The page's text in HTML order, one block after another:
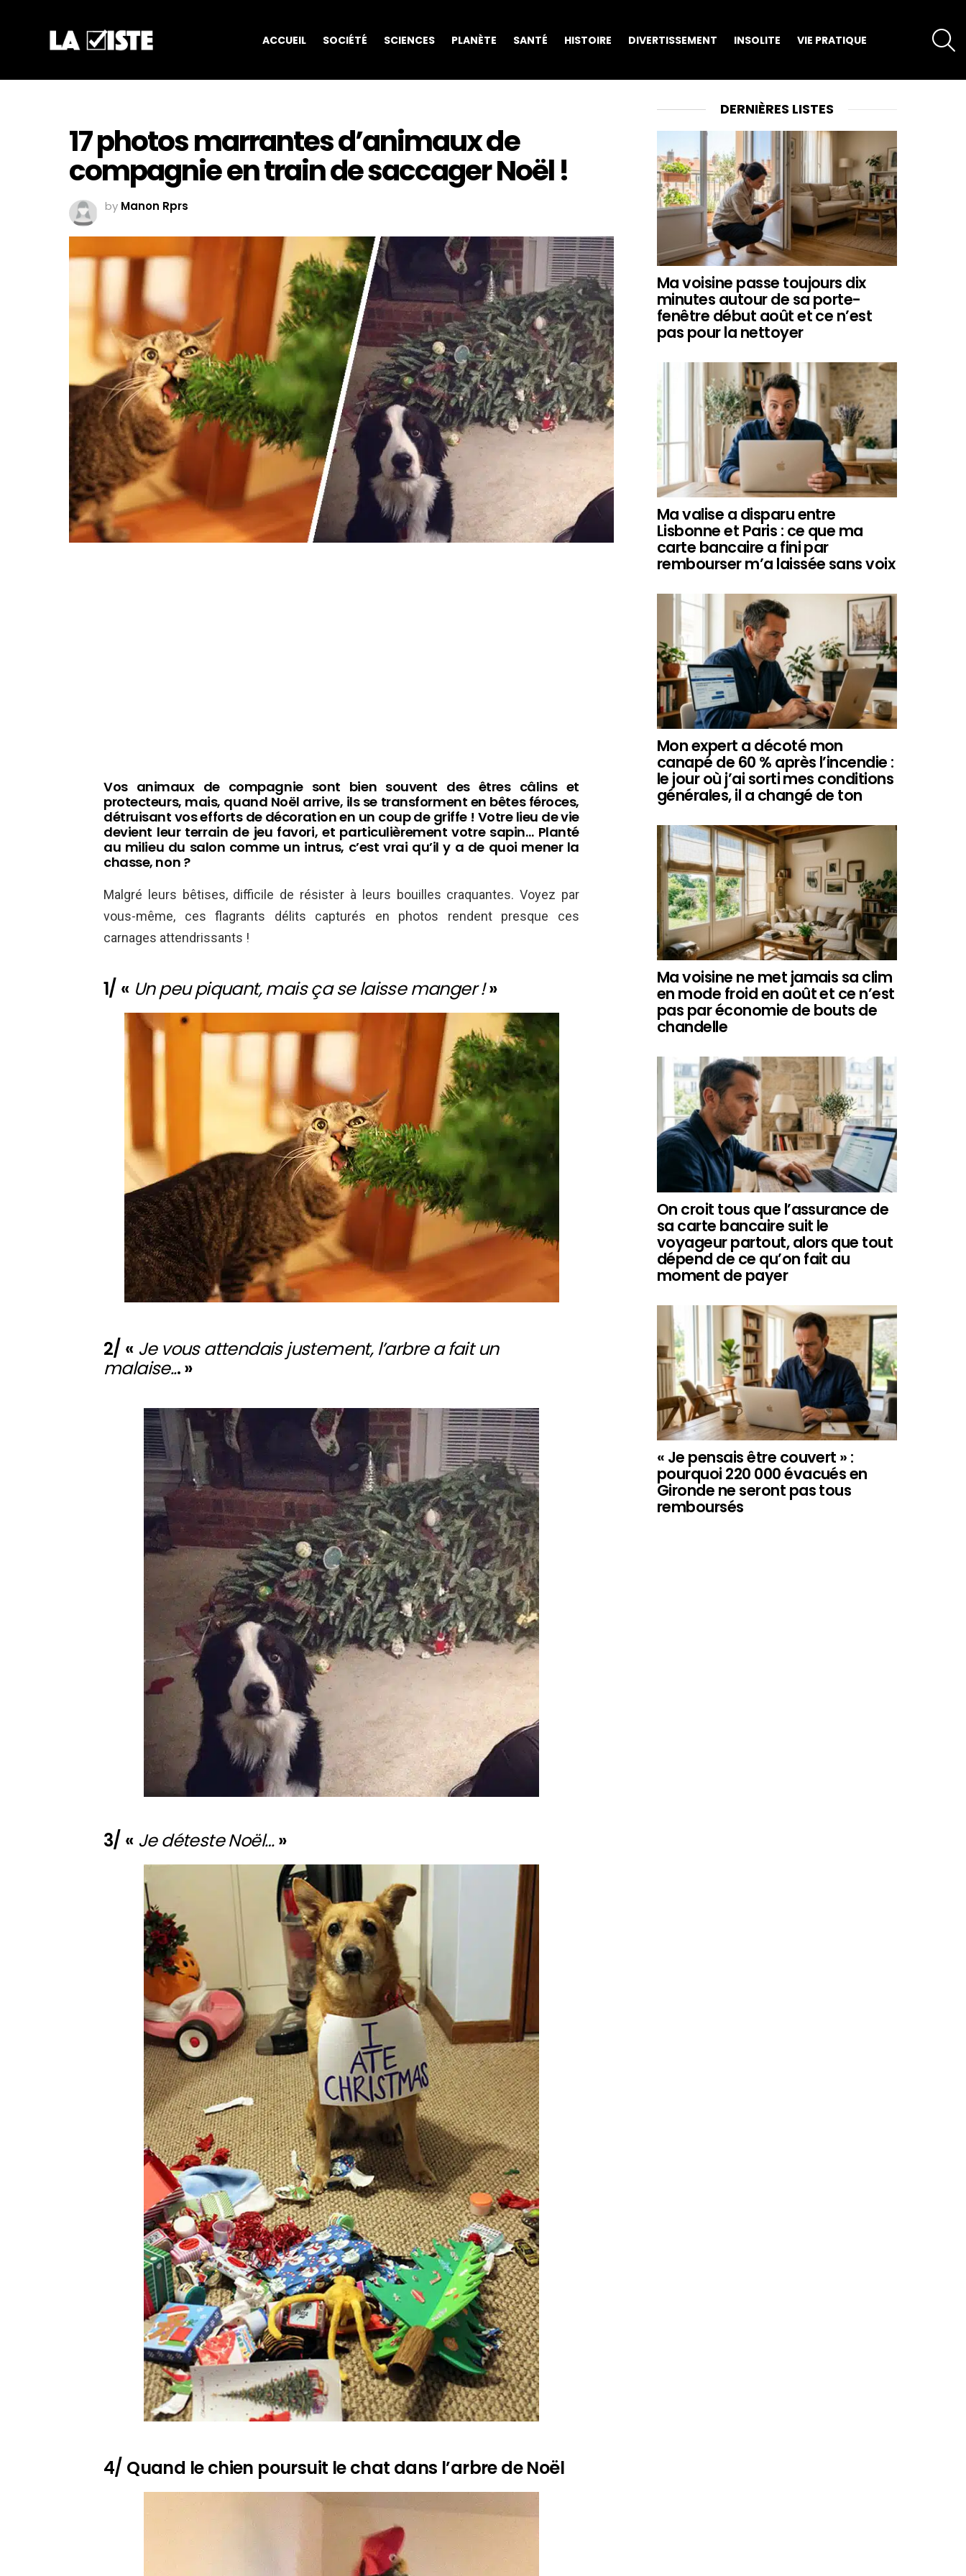
ACCUEIL SOCIÉTÉ SCIENCES PLANÈTE SANTÉ HISTOIRE DIVERTISSEMENT INSOLITE VIE PRATIQUE
17 photos marrantes d’animaux de
compagnie en train de saccager Noël !
by Manon Rprs
Vos animaux de compagnie sont bien souvent des êtres câlins et
protecteurs, mais, quand Noël arrive, ils se transforment en bêtes féroces,
détruisant vos efforts de décoration en un coup de griffe ! Votre lieu de vie
devient leur terrain de jeu favori, et particulièrement votre sapin… Planté
au milieu du salon comme un intrus, c’est vrai qu’il y a de quoi mener la
chasse, non ?
Malgré leurs bêtises, difficile de résister à leurs bouilles craquantes. Voyez par
vous-même, ces flagrants délits capturés en photos rendent presque ces
carnages attendrissants !
1/ « Un peu piquant, mais ça se laisse manger !»
2/ « Je vous attendais justement, l’arbre a fait un
malaise... »
3/ « Je déteste Noël…»
4/ Quand le chien poursuit le chat dans l’arbre de Noël
DERNIÈRES LISTES
Ma voisine passe toujours dix
minutes autour de sa porte-
fenêtre début août et ce n’est
pas pour la nettoyer
Ma valise a disparu entre
Lisbonne et Paris : ce que ma
carte bancaire a fini par
rembourser m’a laissée sans voix
Mon expert a décoté mon
canapé de 60 % après l’incendie :
le jour où j’ai sorti mes conditions
générales, il a changé de ton
Ma voisine ne met jamais sa clim
en mode froid en août et ce n’est
pas par économie de bouts de
chandelle
On croit tous que l’assurance de
sa carte bancaire suit le
voyageur partout, alors que tout
dépend de ce qu’on fait au
moment de payer
« Je pensais être couvert » :
pourquoi 220 000 évacués en
Gironde ne seront pas tous
remboursés